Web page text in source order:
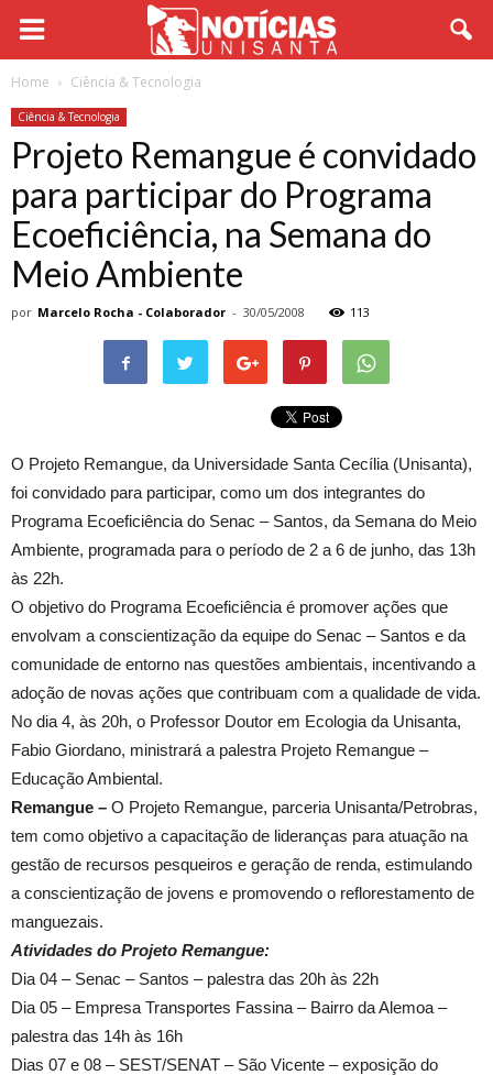
Home Ciência & Tecnologia
Ciência & Tecnologia
Projeto Remangue é convidado
para participar do Programa
Ecoeficiência, na Semana do
Meio Ambiente
por Marcelo Rocha - Colaborador - 30/05/2008 113
O Projeto Remangue, da Universidade Santa Cecília (Unisanta),
foi convidado para participar, como um dos integrantes do
Programa Ecoeficiência do Senac – Santos, da Semana do Meio
Ambiente, programada para o período de 2 a 6 de junho, das 13h
às 22h.
O objetivo do Programa Ecoeficiência é promover ações que
envolvam a conscientização da equipe do Senac – Santos e da
comunidade de entorno nas questões ambientais, incentivando a
adoção de novas ações que contribuam com a qualidade de vida.
No dia 4, às 20h, o Professor Doutor em Ecologia da Unisanta,
Fabio Giordano, ministrará a palestra Projeto Remangue –
Educação Ambiental.
Remangue – O Projeto Remangue, parceria Unisanta/Petrobras,
tem como objetivo a capacitação de lideranças para atuação na
gestão de recursos pesqueiros e geração de renda, estimulando
a conscientização de jovens e promovendo o reflorestamento de
manguezais.
Atividades do Projeto Remangue:
Dia 04 – Senac – Santos – palestra das 20h às 22h
Dia 05 – Empresa Transportes Fassina – Bairro da Alemoa –
palestra das 14h às 16h
Dias 07 e 08 – SEST/SENAT – São Vicente – exposição do